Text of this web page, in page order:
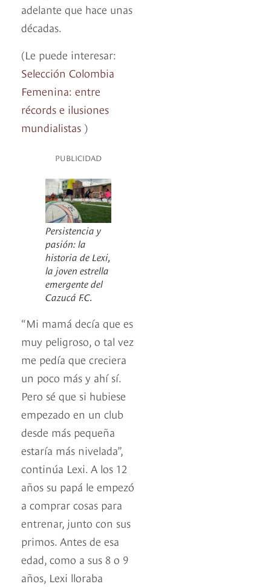
adelante que hace unas
décadas.
(Le puede interesar:
Selección Colombia
Femenina: entre
récords e ilusiones
mundialistas )
PUBLICIDAD
Persistencia y
pasión: la
historia de Lexi,
la joven estrella
emergente del
Cazucá F.C.
“Mi mamá decía que es
muy peligroso, o tal vez
me pedía que creciera
un poco más y ahí sí.
Pero sé que si hubiese
empezado en un club
desde más pequeña
estaría más nivelada”,
continúa Lexi. A los 12
años su papá le empezó
a comprar cosas para
entrenar, junto con sus
primos. Antes de esa
edad, como a sus 8 o 9
años, Lexi lloraba